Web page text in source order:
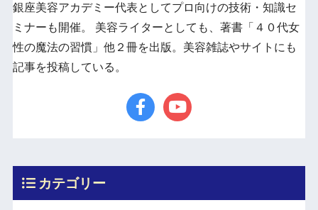
銀座美容アカデミー代表としてプロ向けの技術・知識セ
ミナーも開催。 美容ライターとしても、著書「４０代女
性の魔法の習慣」他２冊を出版。美容雑誌やサイトにも
記事を投稿している。
カテゴリー